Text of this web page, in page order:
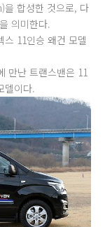
합성한 것으로, 다
의미한다.
스 11인승 왜건 모델
만난 트랜스밴은 11
델이다.